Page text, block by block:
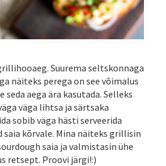
Suurema seltskonnaga
näiteks perega on see võimalus
aega ära kasutada. Selleks
väga lihtsa ja särtsaka
sobib väga hästi serveerida
kõrvale. Mina näiteks grillisin
saia ja valmistasin ühe
retsept. Proovi järgi!:)